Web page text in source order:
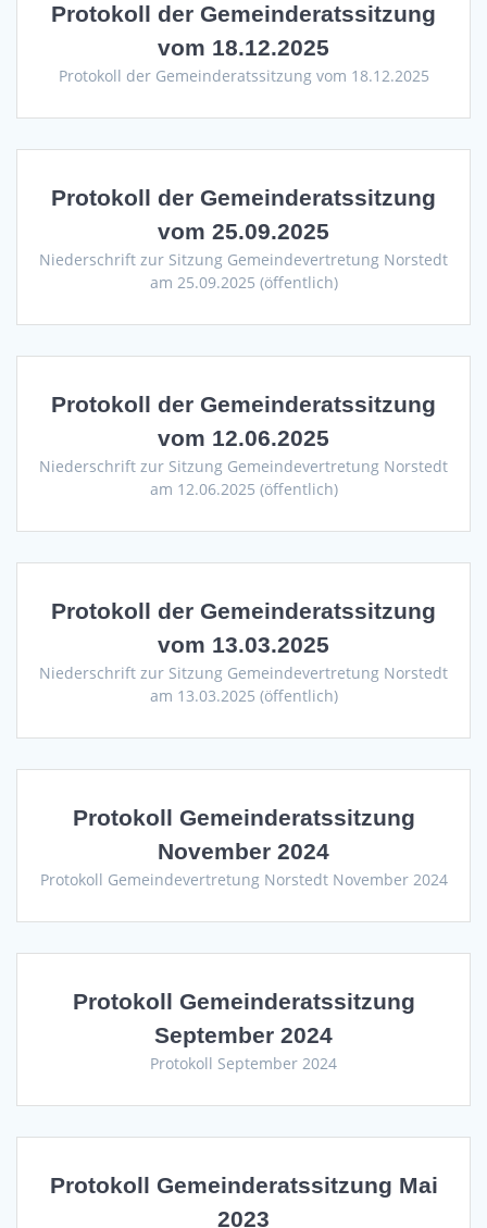
Protokoll der Gemeinderatssitzung
vom 18.12.2025
Protokoll der Gemeinderatssitzung vom 18.12.2025
Protokoll der Gemeinderatssitzung
vom 25.09.2025
Niederschrift zur Sitzung Gemeindevertretung Norstedt
am 25.09.2025 (öffentlich)
Protokoll der Gemeinderatssitzung
vom 12.06.2025
Niederschrift zur Sitzung Gemeindevertretung Norstedt
am 12.06.2025 (öffentlich)
Protokoll der Gemeinderatssitzung
vom 13.03.2025
Niederschrift zur Sitzung Gemeindevertretung Norstedt
am 13.03.2025 (öffentlich)
Protokoll Gemeinderatssitzung
November 2024
Protokoll Gemeindevertretung Norstedt November 2024
Protokoll Gemeinderatssitzung
September 2024
Protokoll September 2024
Protokoll Gemeinderatssitzung Mai
2023